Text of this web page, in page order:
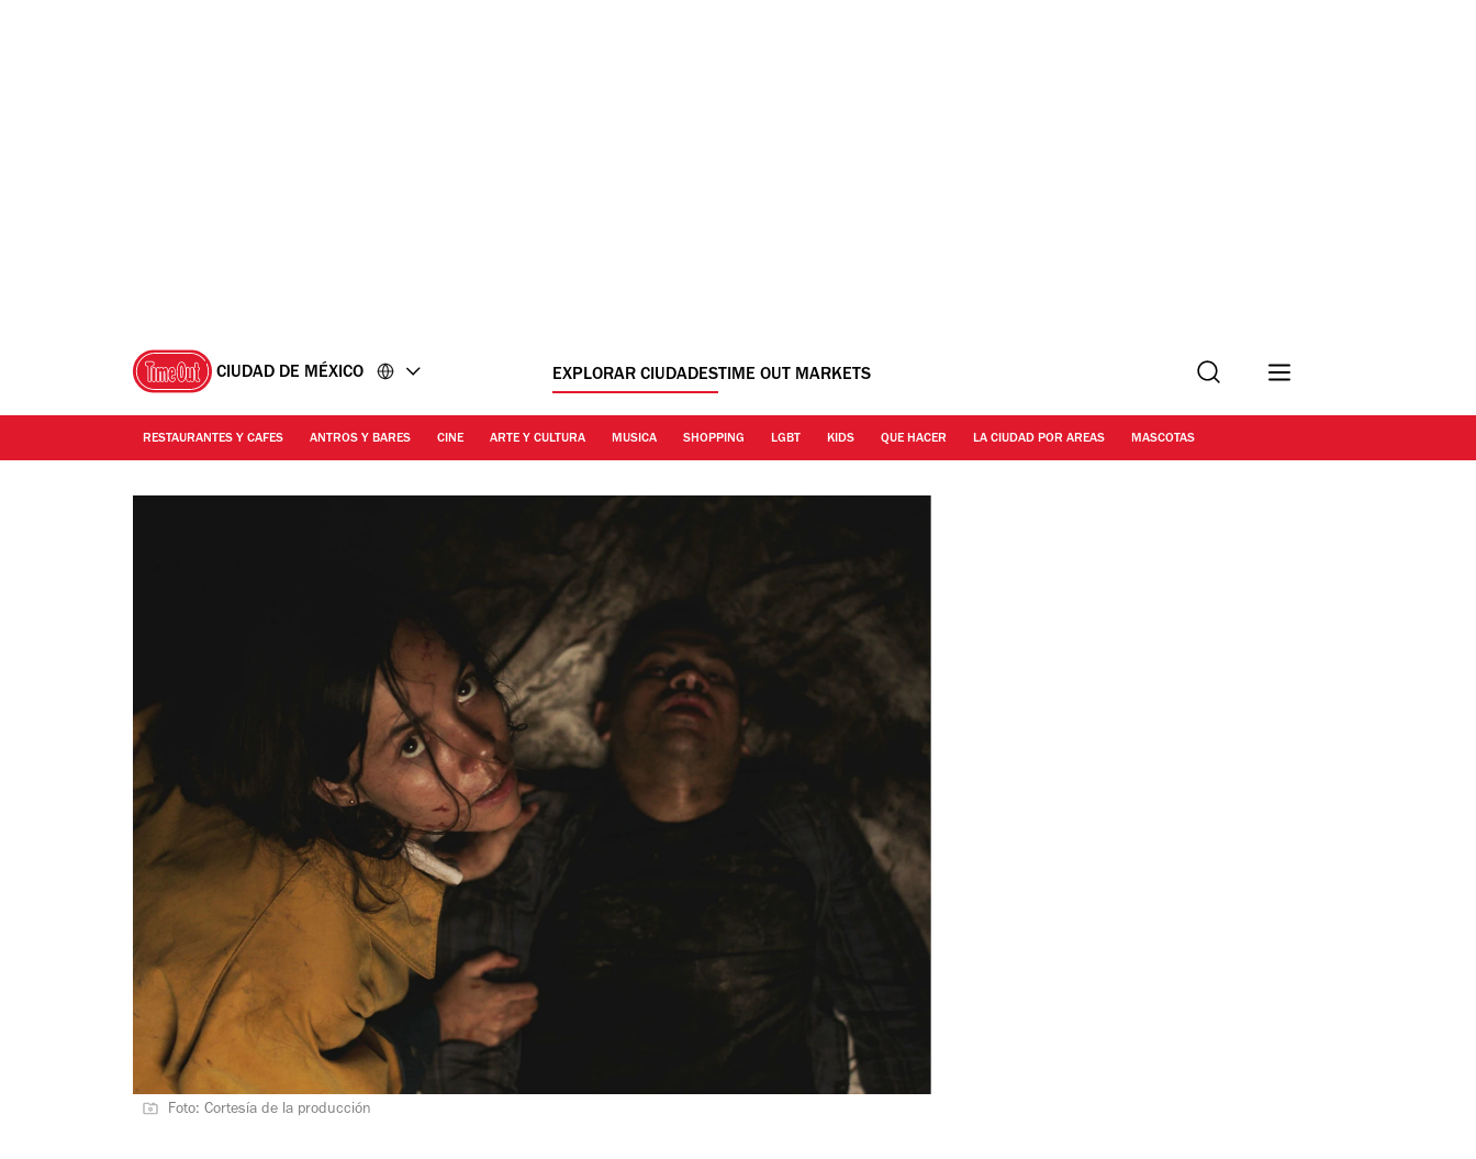
CIUDAD DE MÉXICO EXPLORAR CIUDADESTIME OUT MARKETS Buscar
RESTAURANTES Y CAFES ANTROS Y BARES CINE ARTE Y CULTURA MUSICA SHOPPING LGBT KIDS QUE HACER LA CIUDAD POR AREAS MASCOTAS
Foto: Cortesía de la producción